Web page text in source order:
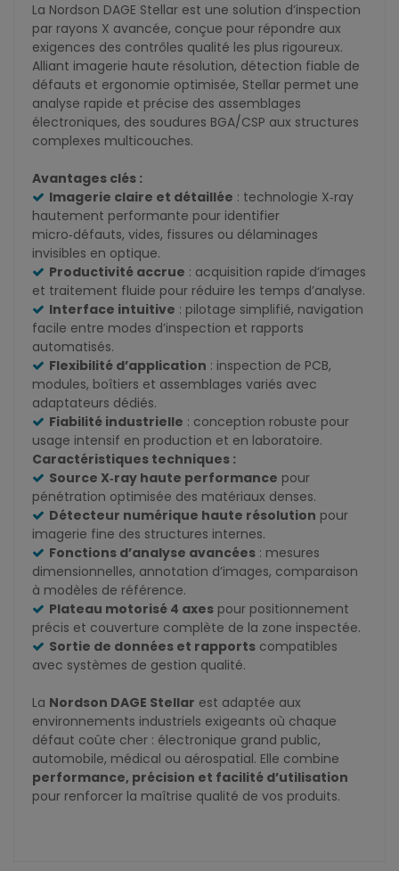
La Nordson DAGE Stellar est une solution d’inspection
par rayons X avancée, conçue pour répondre aux
exigences des contrôles qualité les plus rigoureux.
Alliant imagerie haute résolution, détection fiable de
défauts et ergonomie optimisée, Stellar permet une
analyse rapide et précise des assemblages
électroniques, des soudures BGA/CSP aux structures
complexes multicouches.
Avantages clés :
Imagerie claire et détaillée : technologie X‑ray
hautement performante pour identifier
micro‑défauts, vides, fissures ou délaminages
invisibles en optique.
Productivité accrue : acquisition rapide d’images
et traitement fluide pour réduire les temps d’analyse.
Interface intuitive : pilotage simplifié, navigation
facile entre modes d’inspection et rapports
automatisés.
Flexibilité d’application : inspection de PCB,
modules, boîtiers et assemblages variés avec
adaptateurs dédiés.
Fiabilité industrielle : conception robuste pour
usage intensif en production et en laboratoire.
Caractéristiques techniques :
Source X‑ray haute performance pour
pénétration optimisée des matériaux denses.
Détecteur numérique haute résolution pour
imagerie fine des structures internes.
Fonctions d’analyse avancées : mesures
dimensionnelles, annotation d’images, comparaison
à modèles de référence.
Plateau motorisé 4 axes pour positionnement
précis et couverture complète de la zone inspectée.
Sortie de données et rapports compatibles
avec systèmes de gestion qualité.
La Nordson DAGE Stellar est adaptée aux
environnements industriels exigeants où chaque
défaut coûte cher : électronique grand public,
automobile, médical ou aérospatial. Elle combine
performance, précision et facilité d’utilisation
pour renforcer la maîtrise qualité de vos produits.